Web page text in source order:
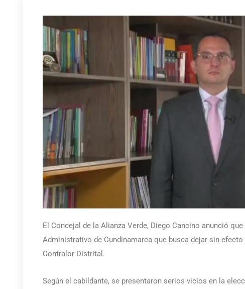
El Concejal de la Alianza Verde, Diego Cancino anunció
Administrativo de Cundinamarca que busca dejar sin
Contralor Distrital.
Según el cabildante, se presentaron serios vicios en la